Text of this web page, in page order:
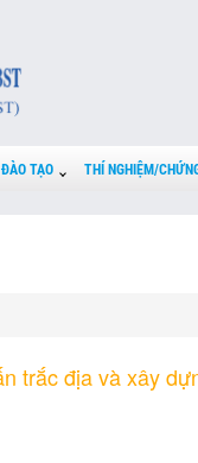
ĐÀO TẠO THÍ NGHIỆM/
trắc địa và xây